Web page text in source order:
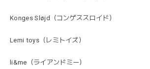
Konges Sløjd（コンゲススロイド）
Lemi toys（レミトイズ）
li&me（ライアンドミー）